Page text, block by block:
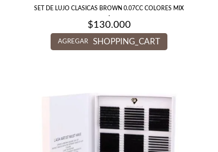
SET DE LUJO CLASICAS BROWN 0.07CC COLORES MIX
.
$130.000
AGREGAR SHOPPING_CART